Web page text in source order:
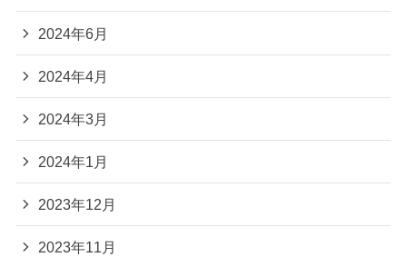
2024年6月
2024年4月
2024年3月
2024年1月
2023年12月
2023年11月